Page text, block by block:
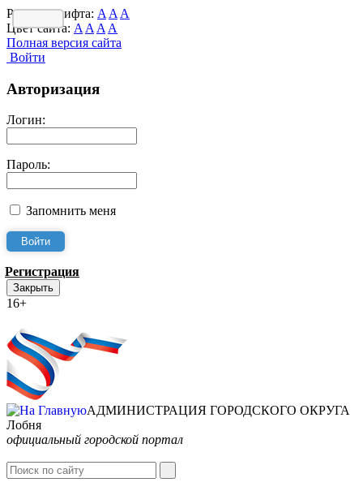
Размер шрифта: A A A
Цвет сайта: A A A A
Полная версия сайта
Войти
Авторизация
Логин:
Пароль:
Запомнить меня
Регистрация
Закрыть
16+
АДМИНИСТРАЦИЯ ГОРОДСКОГО ОКРУГА
Лобня
официальный городской портал